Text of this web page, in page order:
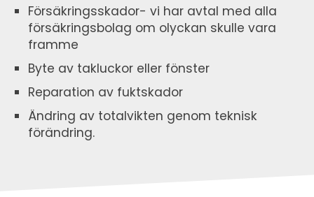
Försäkringsskador- vi har avtal med alla
försäkringsbolag om olyckan skulle vara
framme
Byte av takluckor eller fönster
Reparation av fuktskador
Ändring av totalvikten genom teknisk
förändring.